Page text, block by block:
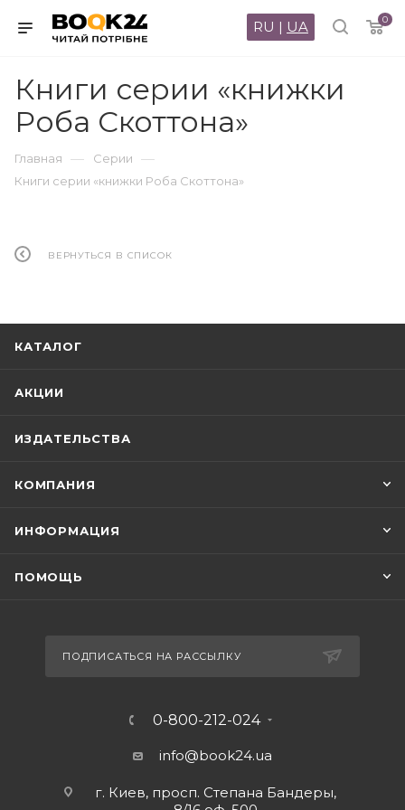
0
RU | UA
Книги серии «книжки
Роба Скоттона»
Главная — Серии —
Книги серии «книжки Роба Скоттона»
ВЕРНУТЬСЯ В СПИСОК
КАТАЛОГ
АКЦИИ
ИЗДАТЕЛЬСТВА
КОМПАНИЯ
ИНФОРМАЦИЯ
ПОМОЩЬ
ПОДПИСАТЬСЯ НА РАССЫЛКУ
0-800-212-024
info@book24.ua
г. Киев, просп. Степана Бандеры,